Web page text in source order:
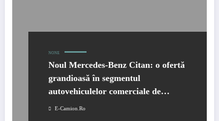
NONE
Noul Mercedes-Benz Citan: o ofertă
grandioasă în segmentul
autovehiculelor comerciale de
dimensiuni mici
E-Camion.ro